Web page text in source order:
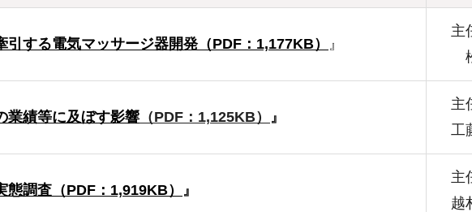
引する電気マッサージ器開発（PDF：1,177KB） 』
主
業績等に及ぼす影響 （PDF：1,125KB） 』
主
工
態調査（PDF：1,919KB） 』
主
越